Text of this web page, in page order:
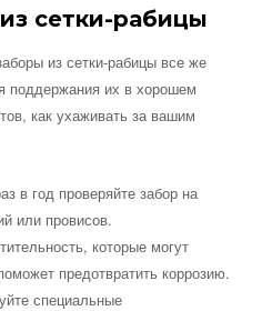
сетки-рабицы
из сетки-рабицы все же
поддержания их в хорошем
как ухаживать за вашим
в год проверяйте забор на
или провисов.
которые могут
предотвратить коррозию.
специальные